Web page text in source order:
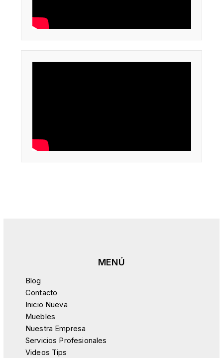
Blog
Contacto
Inicio Nueva
Muebles
Nuestra Empresa
Servicios Profesionales
Videos Tips